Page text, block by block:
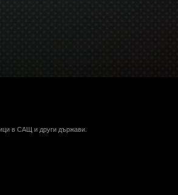
в САЩ и други държави.